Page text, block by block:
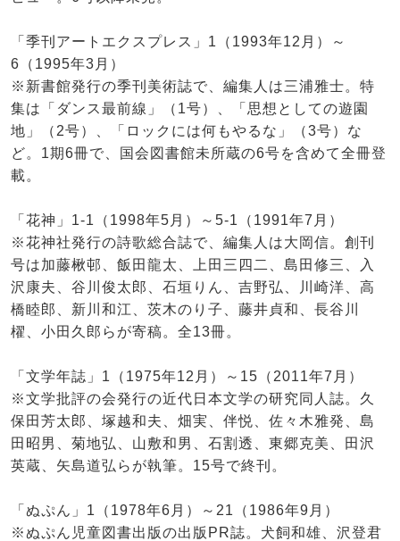
「季刊アートエクスプレス」1（1993年12月）～
6（1995年3月）
※新書館発行の季刊美術誌で、編集人は三浦雅士。特
集は「ダンス最前線」（1号）、「思想としての遊園
地」（2号）、「ロックには何もやるな」（3号）な
ど。1期6冊で、国会図書館未所蔵の6号を含めて全冊登
載。
「花神」1-1（1998年5月）～5-1（1991年7月）
※花神社発行の詩歌総合誌で、編集人は大岡信。創刊
号は加藤楸邨、飯田龍太、上田三四二、島田修三、入
沢康夫、谷川俊太郎、石垣りん、吉野弘、川崎洋、高
橋睦郎、新川和江、茨木のり子、藤井貞和、長谷川
櫂、小田久郎らが寄稿。全13冊。
「文学年誌」1（1975年12月）～15（2011年7月）
※文学批評の会発行の近代日本文学の研究同人誌。久
保田芳太郎、塚越和夫、畑実、伴悦、佐々木雅発、島
田昭男、菊地弘、山敷和男、石割透、東郷克美、田沢
英蔵、矢島道弘らが執筆。15号で終刊。
「ぬぷん」1（1978年6月）～21（1986年9月）
※ぬぷん児童図書出版の出版PR誌。犬飼和雄、沢登君